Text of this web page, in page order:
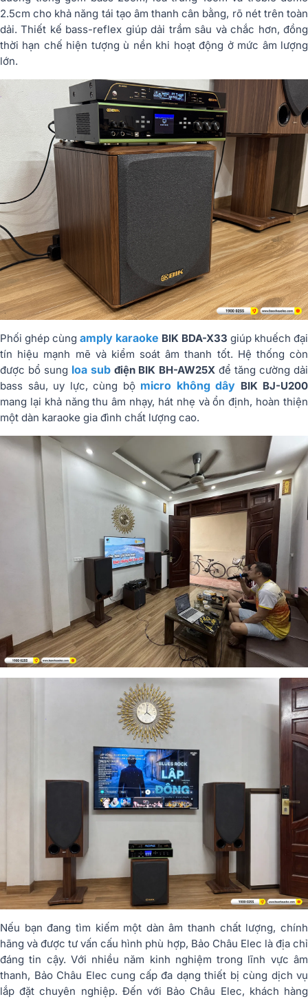
2.5cm cho khả năng tái tạo âm thanh cân bằng, rõ nét trên toàn
dải. Thiết kế bass-reflex giúp dải trầm sâu và chắc hơn, đồng
thời hạn chế hiện tượng ù nền khi hoạt động ở mức âm lượng
lớn.
Phối ghép cùng amply karaoke BIK BDA-X33 giúp khuếch đại
tín hiệu mạnh mẽ và kiểm soát âm thanh tốt. Hệ thống còn
được bổ sung loa subđiện BIK BH-AW25X để tăng cường dải
bass sâu, uy lực, cùng bộ micro không dây BIK BJ-U200
mang lại khả năng thu âm nhạy, hát nhẹ và ổn định, hoàn thiện
một dàn karaoke gia đình chất lượng cao.
Nếu bạn đang tìm kiếm một dàn âm thanh chất lượng, chính
hãng và được tư vấn cấu hình phù hợp, Bảo Châu Elec là địa chỉ
đáng tin cậy. Với nhiều năm kinh nghiệm trong lĩnh vực âm
thanh, Bảo Châu Elec cung cấp đa dạng thiết bị cùng dịch vụ
lắp đặt chuyên nghiệp. Đến với Bảo Châu Elec, khách hàng